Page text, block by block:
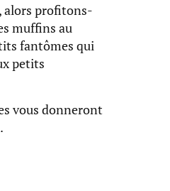
alors profitons-
muffins au
fantômes qui
petits
vous donneront